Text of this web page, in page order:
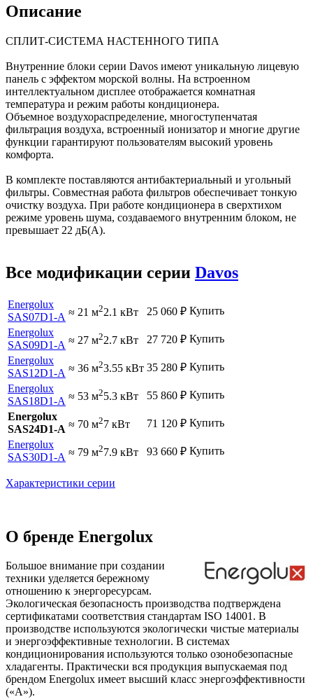
Описание
СПЛИТ-СИСТЕМА НАСТЕННОГО ТИПА
Внутренние блоки серии Davos имеют уникальную лицевую
панель с эффектом морской волны. На встроенном
интеллектуальном дисплее отображается комнатная
температура и режим работы кондиционера.
Объемное воздухораспределение, многоступенчатая
фильтрация воздуха, встроенный ионизатор и многие другие
функции гарантируют пользователям высокий уровень
комфорта.
В комплекте поставляются антибактериальный и угольный
фильтры. Совместная работа фильтров обеспечивает тонкую
очистку воздуха. При работе кондиционера в сверхтихом
режиме уровень шума, создаваемого внутренним блоком, не
превышает 22 дБ(А).
Все модификации серии Davos
Energolux
SAS07D1-A ≈ 21 м22.1 кВт 25 060 ₽ Купить
Energolux
SAS09D1-A ≈ 27 м22.7 кВт 27 720 ₽ Купить
Energolux
SAS12D1-A ≈ 36 м23.55 кВт 35 280 ₽ Купить
Energolux
SAS18D1-A ≈ 53 м25.3 кВт 55 860 ₽ Купить
Energolux
SAS24D1-A ≈ 70 м27 кВт 71 120 ₽ Купить
Energolux
SAS30D1-A ≈ 79 м27.9 кВт 93 660 ₽ Купить
Характеристики серии
О бренде Energolux
Большое внимание при создании
техники уделяется бережному
отношению к энергоресурсам.
Экологическая безопасность производства подтверждена
сертификатами соответствия стандартам ISO 14001. В
производстве используются экологически чистые материалы
и энергоэффективные технологии. В системах
кондиционирования используются только озонобезопасные
хладагенты. Практически вся продукция выпускаемая под
брендом Energolux имеет высший класс энергоэффективности
(«А»).